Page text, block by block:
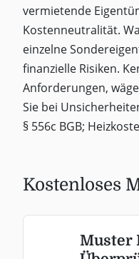
vermietende
Kostenneutralität.
einzelne
finanzielle Risiken.
Anforderungen,
Sie bei
§ 556c BGB;
Kostenloses
Muster